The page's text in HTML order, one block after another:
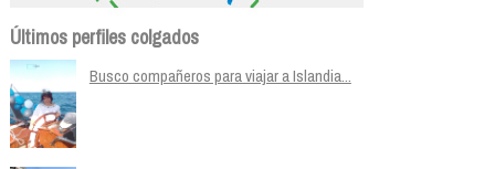
Últimos perfiles colgados
Busco compañeros para viajar a Islandia...